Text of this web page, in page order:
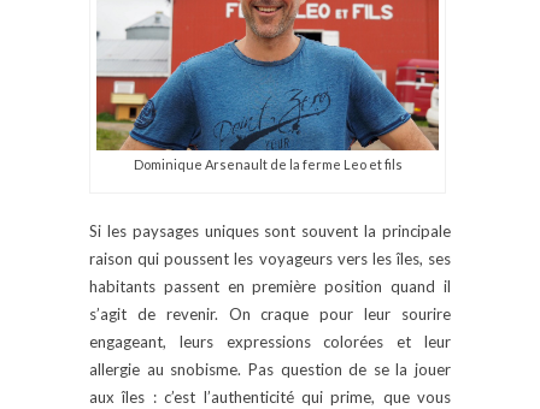
Dominique Arsenault de la ferme Leo et fils
Si les paysages uniques sont souvent la principale
raison qui poussent les voyageurs vers les îles, ses
habitants passent en première position quand il
s’agit de revenir. On craque pour leur sourire
engageant, leurs expressions colorées et leur
allergie au snobisme. Pas question de se la jouer
aux îles : c’est l’authenticité qui prime, que vous